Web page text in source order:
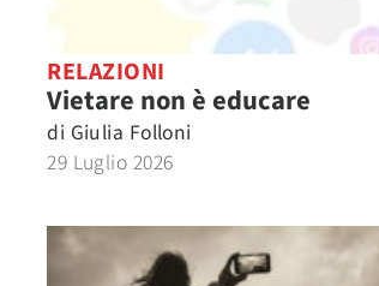
RELAZIONI
Vietare non è educare
di Giulia Folloni
29 Luglio 2026